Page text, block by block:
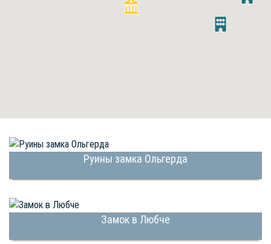
Руины замка Ольгерда
Замок в Любче